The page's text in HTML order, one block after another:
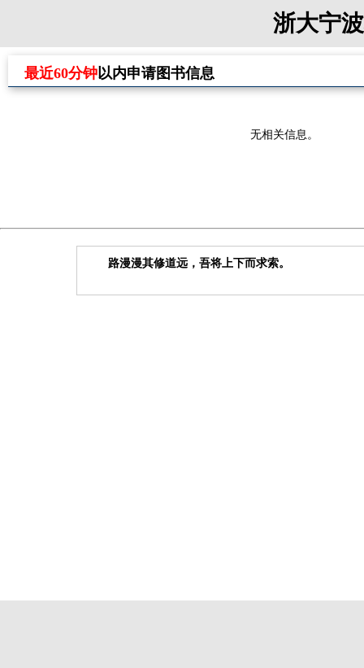
浙大宁
最近60分钟以内申请图书信息
无相关信息。
路漫漫其修道远，吾将上下而求索。